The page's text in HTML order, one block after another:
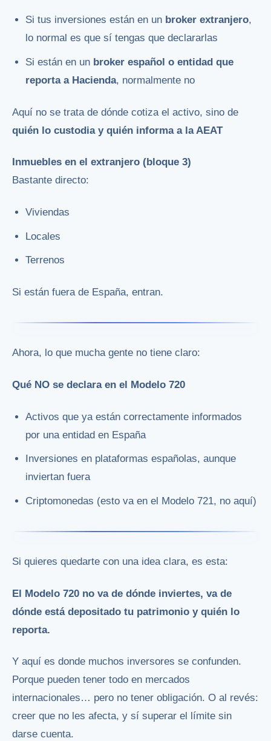
Si tus inversiones están en un broker extranjero,
lo normal es que sí tengas que declararlas
Si están en un broker español o entidad que
reporta a Hacienda, normalmente no
Aquí no se trata de dónde cotiza el activo, sino de
quién lo custodia y quién informa a la AEAT
Inmuebles en el extranjero (bloque 3)
Bastante directo:
Viviendas
Locales
Terrenos
Si están fuera de España, entran.
Ahora, lo que mucha gente no tiene claro:
Qué NO se declara en el Modelo 720
Activos que ya están correctamente informados
por una entidad en España
Inversiones en plataformas españolas, aunque
inviertan fuera
Criptomonedas (esto va en el Modelo 721, no aquí)
Si quieres quedarte con una idea clara, es esta:
El Modelo 720 no va de dónde inviertes, va de
dónde está depositado tu patrimonio y quién lo
reporta.
Y aquí es donde muchos inversores se confunden.
Porque pueden tener todo en mercados
internacionales… pero no tener obligación. O al revés:
creer que no les afecta, y sí superar el límite sin
darse cuenta.